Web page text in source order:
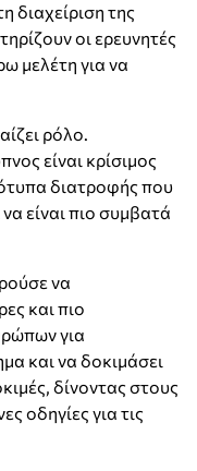
διαχείριση της
οι ερευνητές
μελέτη για να
ρόλο.
είναι κρίσιμος
διατροφής που
είναι πιο συμβατά
να
και πιο
για
και να δοκιμάσει
δίνοντας στους
οδηγίες για τις